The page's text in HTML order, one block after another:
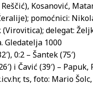
Kosanović,
pomoćnici:
delegat:
Gledatelja 1000
0:2 – Šantek (75′)
i Čavić (39′) – Papuk,
ts, foto: Mario